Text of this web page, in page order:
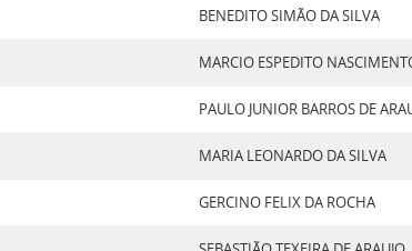
BENEDITO SIMÃO DA SILVA
MARCIO ESPEDITO
PAULO JUNIOR BARROS DE
MARIA LEONARDO DA SILVA
GERCINO FELIX DA ROCHA